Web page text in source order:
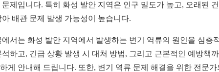
문제입니다. 특히 화성 발안 지역은 인구 밀도가 높고, 오래된
아 배관 문제 발생 가능성이 높습니다.
에서는 화성 발안 지역에서 발생하는 변기 역류의 원인을 심층
석하고, 긴급 상황 발생 시 대처 방법, 그리고 근본적인 예방책
게 안내해 드립니다. 또한, 변기 역류 문제 해결을 위한 전문가